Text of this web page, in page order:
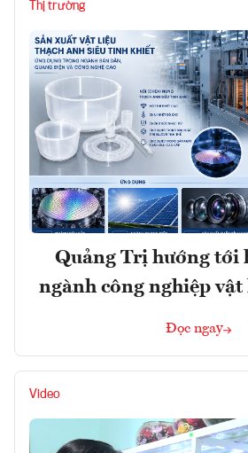
Thị trường
Quảng Trị hướng tới
ngành công nghiệp
Đọc ngay
Video